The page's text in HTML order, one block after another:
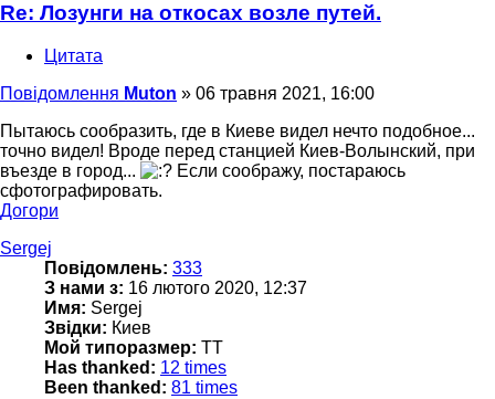
Re: Лозунги на откосах возле путей.
Цитата
Повідомлення Muton » 06 травня 2021, 16:00
Пытаюсь сообразить, где в Киеве видел нечто подобное...
точно видел! Вроде перед станцией Киев-Волынский, при
въезде в город...
Если соображу, постараюсь
сфотографировать.
Догори
Sergej
Повідомлень: 333
З нами з: 16 лютого 2020, 12:37
Имя: Sergej
Звідки: Киев
Мой типоразмер: TT
Has thanked: 12 times
Been thanked: 81 times